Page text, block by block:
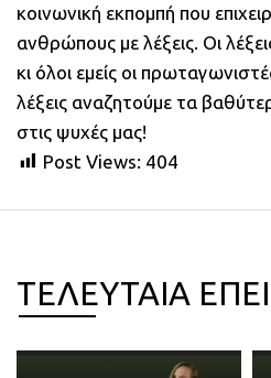
κοινωνική εκπομπή που
ανθρώπους με λέξεις. Οι
κι όλοι εμείς οι
λέξεις αναζητούμε τα
στις ψυχές μας!
Post Views: 404
ΤΕΛΕΥΤΑΙΑ